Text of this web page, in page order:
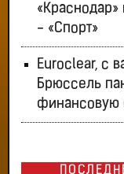
- «Спорт»
Euroclear, с
Брюссель
финансовую